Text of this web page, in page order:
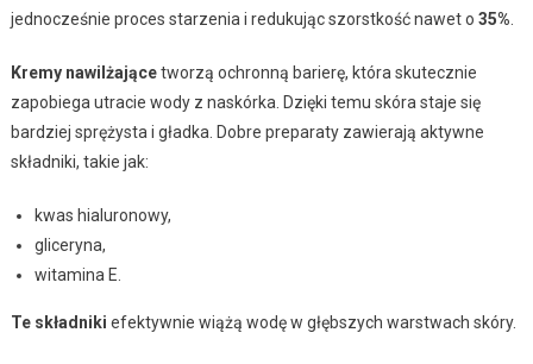
jednocześnie proces starzenia i redukując szorstkość nawet o 35%
Kremy nawilżającetworzą ochronną barierę, która skutecznie
zapobiega utracie wody z naskórka. Dzięki temu skóra staje się
bardziej sprężysta i gładka. Dobre preparaty zawierają aktywne
składniki, takie jak:
kwas hialuronowy,
gliceryna,
witamina E.
Te składniki efektywnie wiążą wodę w głębszych warstwach skóry.